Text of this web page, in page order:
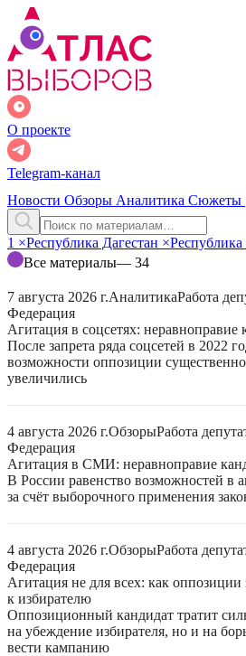
О проекте
Telegram-канал
Новости Обзоры Аналитика Сюжеты
1 ×Республика Дагестан ×
Все материалы— 34
7 августа 2026 г.АналитикаРабота
Федерация
Агитация в соцсетях: неравноправие
После запрета ряда соцсетей в 2022
возможности оппозиции
увеличились
4 августа 2026 г.ОбзорыРабота
Федерация
Агитация в СМИ: неравноправие
В России равенство возможностей в
за счёт выборочного применения
4 августа 2026 г.ОбзорыРабота
Федерация
Агитация не для всех: как оппозиции
к избирателю
Оппозиционный кандидат тратит
на убеждение избирателя, но и на
вести кампанию